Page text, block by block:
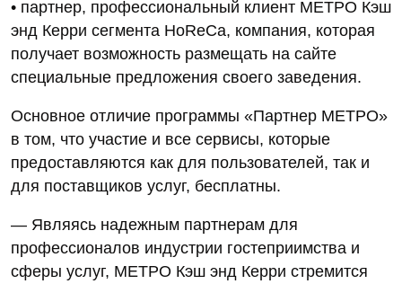
• партнер, профессиональный клиент МЕТРО Кэш
энд Керри сегмента HoReCa, компания, которая
получает возможность размещать на сайте
специальные предложения своего заведения.
Основное отличие программы «Партнер МЕТРО»
в том, что участие и все сервисы, которые
предоставляются как для пользователей, так и
для поставщиков услуг, бесплатны.
— Являясь надежным партнерам для
профессионалов индустрии гостеприимства и
сферы услуг, МЕТРО Кэш энд Керри стремится